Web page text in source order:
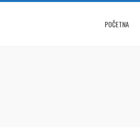
POČETNA